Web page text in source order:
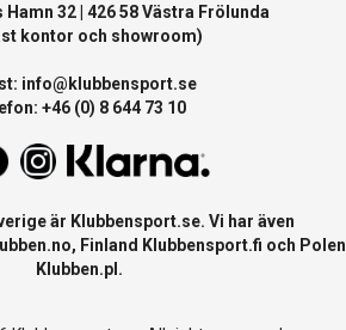
32 | 426 58 Västra Frölunda
kontor och showroom)
info@klubbensport.se
+46 (0) 8 644 73 10
är Klubbensport.se. Vi har även
, Finland Klubbensport.fi och Polen
Klubben.pl .